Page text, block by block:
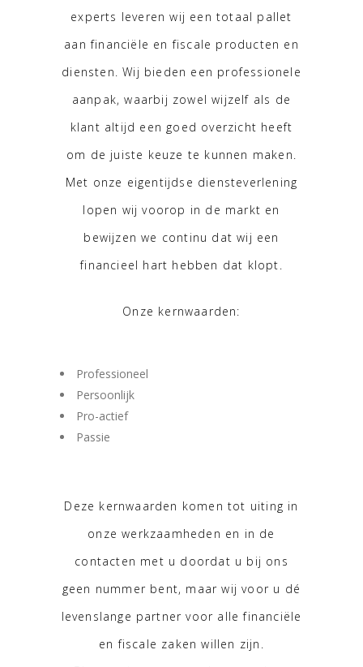
experts leveren wij een totaal pallet
aan financiële en fiscale producten en
diensten. Wij bieden een professionele
aanpak, waarbij zowel wijzelf als de
klant altijd een goed overzicht heeft
om de juiste keuze te kunnen maken.
Met onze eigentijdse diensteverlening
lopen wij voorop in de markt en
bewijzen we continu dat wij een
financieel hart hebben dat klopt.
Onze kernwaarden:
Professioneel
Persoonlijk
Pro-actief
Passie
Deze kernwaarden komen tot uiting in
onze werkzaamheden en in de
contacten met u doordat u bij ons
geen nummer bent, maar wij voor u dé
levenslange partner voor alle financiële
en fiscale zaken willen zijn.